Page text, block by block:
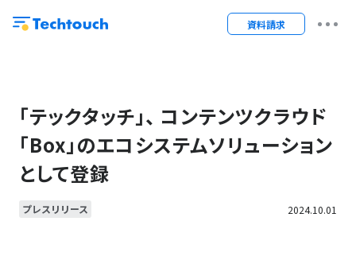
資料請求
「テックタッチ」、 コンテンツクラウド
「Box」のエコシステムソリューション
として登録
プレスリリース 2024.10.01